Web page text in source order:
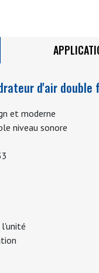
d'air double
et moderne
niveau sonore